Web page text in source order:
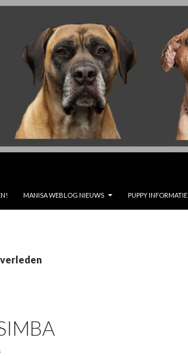
MANISA WEBLOG NIEUWS PUPPY INFORMATIE